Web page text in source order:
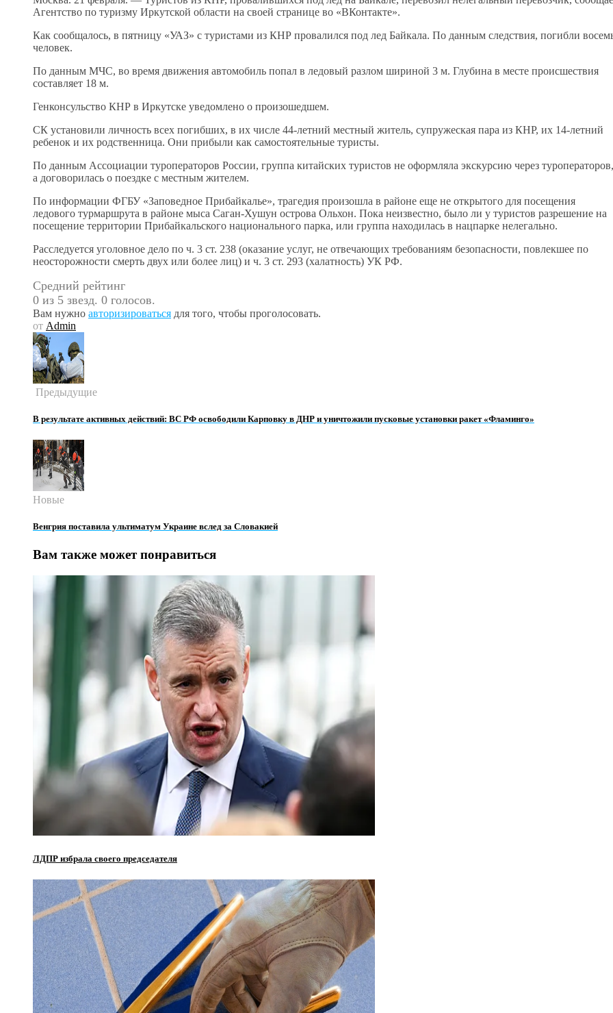
Агентство по туризму Иркутской области на своей странице во «ВКонтакте».
Как сообщалось, в пятницу «УАЗ» с туристами из КНР провалился под лед Байкала. По данным следствия, погибли
человек.
По данным МЧС, во время движения автомобиль попал в ледовый разлом шириной 3 м. Глубина в месте происшествия
составляет 18 м.
Генконсульство КНР в Иркутске уведомлено о произошедшем.
СК установили личность всех погибших, в их числе 44-летний местный житель, супружеская пара из КНР, их 14-летний
ребенок и их родственница. Они прибыли как самостоятельные туристы.
По данным Ассоциации туроператоров России, группа китайских туристов не оформляла экскурсию через туроператоров,
а договорилась о поездке с местным жителем.
По информации ФГБУ «Заповедное Прибайкалье», трагедия произошла в районе еще не открытого для посещения
ледового турмаршрута в районе мыса Саган-Хушун острова Ольхон. Пока неизвестно, было ли у туристов разрешение на
посещение территории Прибайкальского национального парка, или группа находилась в нацпарке нелегально.
Расследуется уголовное дело по ч. 3 ст. 238 (оказание услуг, не отвечающих требованиям безопасности, повлекшее по
неосторожности смерть двух или более лиц) и ч. 3 ст. 293 (халатность) УК РФ.
Средний рейтинг
0 из 5 звезд. 0 голосов.
Вам нужно авторизироваться для того, чтобы проголосовать.
от Admin
Предыдущие
В результате активных действий: ВС РФ освободили Карповку в ДНР и уничтожили пусковые установки ракет «Фламинго»
Новые
Венгрия поставила ультиматум Украине вслед за Словакией
Вам также может понравиться
ЛДПР избрала своего председателя